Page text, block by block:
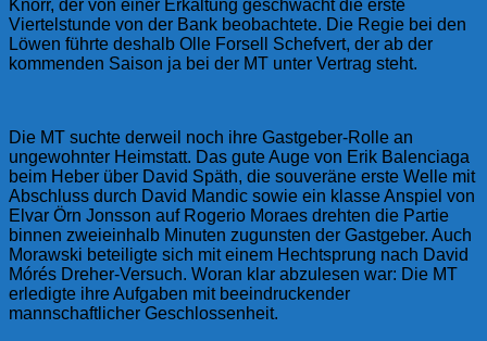
Knorr, der von einer Erkältung geschwächt die erste
Viertelstunde von der Bank beobachtete. Die Regie bei den
Löwen führte deshalb Olle Forsell Schefvert, der ab der
kommenden Saison ja bei der MT unter Vertrag steht.
Die MT suchte derweil noch ihre Gastgeber-Rolle an
ungewohnter Heimstatt. Das gute Auge von Erik Balenciaga
beim Heber über David Späth, die souveräne erste Welle mit
Abschluss durch David Mandic sowie ein klasse Anspiel von
Elvar Örn Jonsson auf Rogerio Moraes drehten die Partie
binnen zweieinhalb Minuten zugunsten der Gastgeber. Auch
Morawski beteiligte sich mit einem Hechtsprung nach David
Mórés Dreher-Versuch. Woran klar abzulesen war: Die MT
erledigte ihre Aufgaben mit beeindruckender
mannschaftlicher Geschlossenheit.